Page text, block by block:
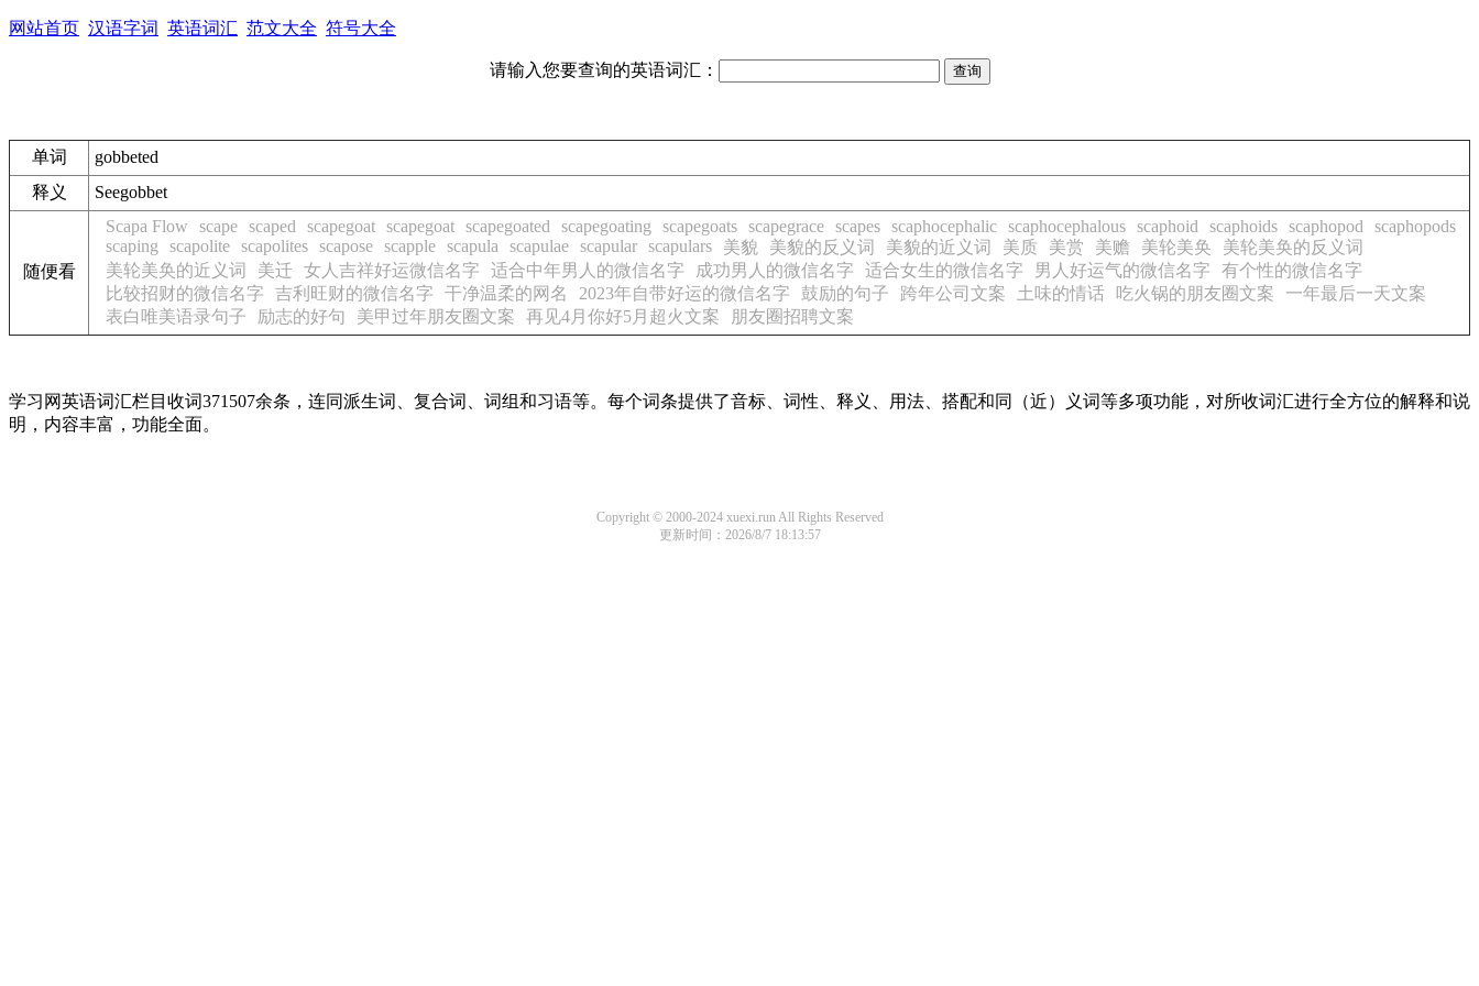
网站首页 汉语字词 英语词汇 范文大全 符号大全
请输入您要查询的英语词汇：
单词
gobbeted
释义
Seegobbet
随便看
Scapa Flow scape scaped scapegoat scapegoat scapegoated scapegoating scapegoats scapegrace scapes scaphocephalic scaphocephalous scaphoid scaphoids scaphopod
scaphopods
scaping
scapolite scapolites scapose scapple scapula scapulae scapular scapulars 美貌 美貌的反义词 美貌的近义词 美质 美赏 美赡 美轮美奂
美轮美奂的反义词
美轮美奂的近义词
美迁 女人吉祥好运微信名字 适合中年男人的微信名字 成功男人的微信名字 适合女生的微信名字 男人好运气的微信名字
有个性的微信名字
比较招财的微信名字
吉利旺财的微信名字 干净温柔的网名 2023年自带好运的微信名字 鼓励的句子 跨年公司文案 土味的情话 吃火锅的朋友圈文案
一年最后一天文案
表白唯美语录句子
励志的好句 美甲过年朋友圈文案 再见4月你好5月超火文案 朋友圈招聘文案
学习网英语词汇栏目收词371507余条，连同派生词、复合词、词组和习语等。每个词条提供了音标、词性、释义、用法、搭配和同（近）义词等多项功能，对所收词汇进行全方位的解释和说
明，内容丰富，功能全面。
Copyright © 2000-2024 xuexi.run All Rights Reserved
更新时间：2026/8/7 18:13:57